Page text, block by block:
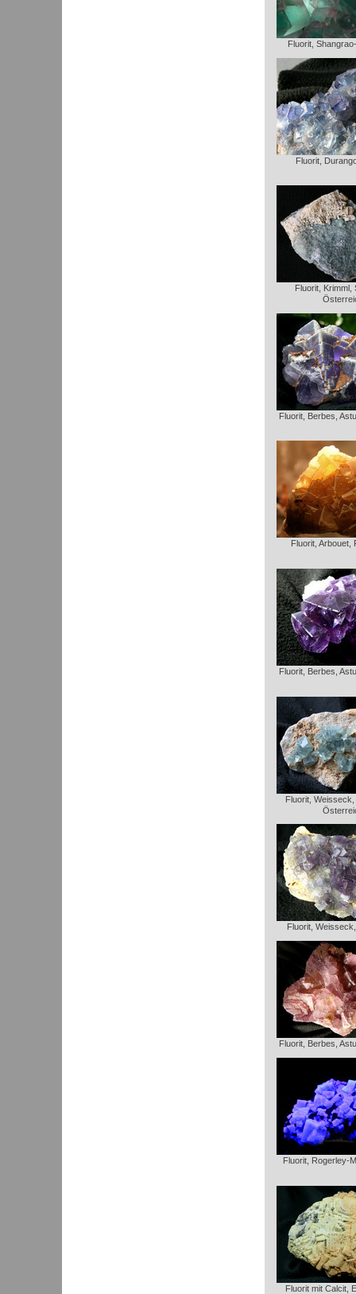
Fluorit,
Fluorit,
Fluorit, Krimml,
Fluorit, Berbes,
Fluorit, Arbouet,
Fluorit, Berbes,
Fluorit,
Fluorit,
Fluorit, Berbes,
Fluorit, Rogerley-
Fluorit mit Calcit,